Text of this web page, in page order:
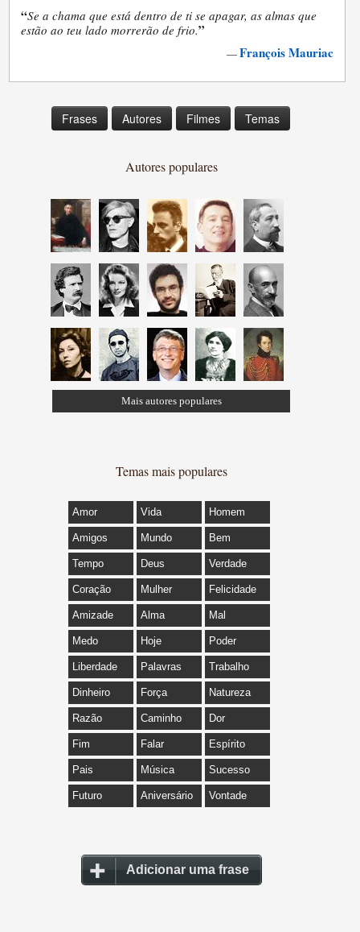
“Se a chama que está dentro de ti se apagar, as almas que
estão ao teu lado morrerão de frio.”
—François Mauriac
Frases Autores Filmes Temas
Autores populares
Mais autores populares
Temas mais populares
Amor Vida Homem
Amigos Mundo Bem
Tempo Deus Verdade
Coração Mulher Felicidade
Amizade Alma Mal
Medo Hoje Poder
Liberdade Palavras Trabalho
Dinheiro Força Natureza
Razão Caminho Dor
Fim Falar Espírito
Pais Música Sucesso
Futuro Aniversário Vontade
Adicionar uma frase